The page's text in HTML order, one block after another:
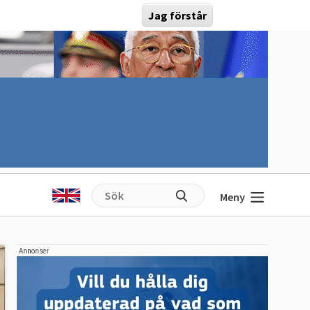
Jag förstår
Meny
Annonser